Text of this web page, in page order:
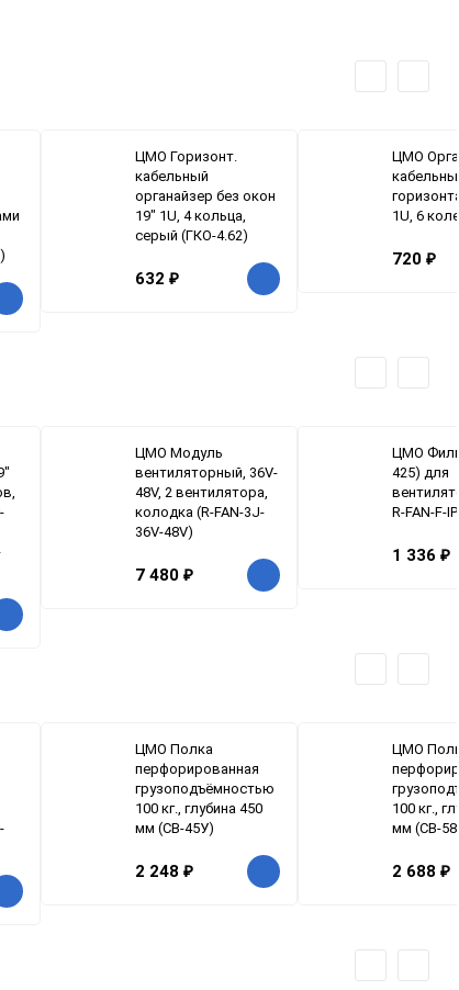
ЦМО Горизонт.
кабельный
органайзер без окон
19" 1U, 4 кольца,
серый (ГКО-4.62)
632 ₽
ЦМО
1U, 6
720 ₽
ЦМО Модуль
вентиляторный, 36V-
48V, 2 вентилятора,
колодка (R-FAN-3J-
36V-48V)
7 480 ₽
ЦМО
425) для
R-FAN-F-
1 336 ₽
ЦМО Полка
перфорированная
грузоподъёмностью
100 кг., глубина 450
мм (СВ-45У)
2 248 ₽
ЦМО
100 кг.,
мм (СВ-
2 688 ₽